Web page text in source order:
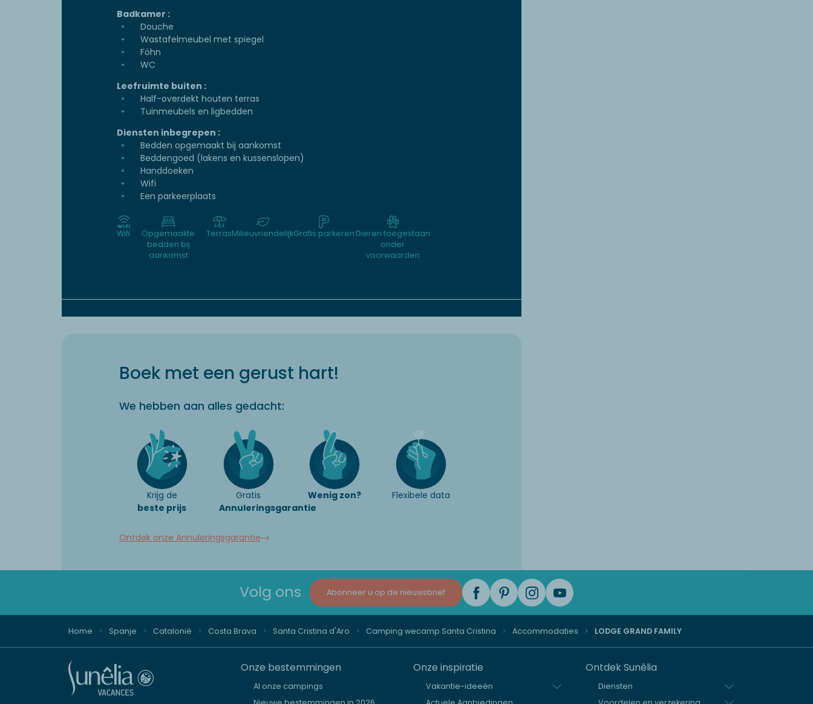
Badkamer :
Douche
Wastafelmeubel met spiegel
Föhn
WC
Leefruimte buiten :
Half-overdekt houten terras
Tuinmeubels en ligbedden
Diensten inbegrepen :
Bedden opgemaakt bij aankomst
Beddengoed (lakens en kussenslopen)
Handdoeken
Wifi
Een parkeerplaats
Wifi
Opgemaakte
bedden bij
aankomst
TerrasMilieuvriendelijkGratis parkeren Dieren toegestaan
onder
voorwaarden
Boek met een gerust hart!
We hebben aan alles gedacht:
Krijg de
beste prijs
Gratis
Annuleringsgarantie
Wenig zon? Flexibele data
Ontdek onze Annuleringsgarantie
Volg ons Abonneer u op de nieuwsbrief
Home Spanje Catalonië Costa Brava Santa Cristina d'Aro Camping wecamp Santa Cristina Accommodaties LODGE GRAND FAMILY
Onze bestemmingen
Al onze campings
Onze inspiratie
Vakantie-ideeën
Ontdek Sunêlia
Diensten